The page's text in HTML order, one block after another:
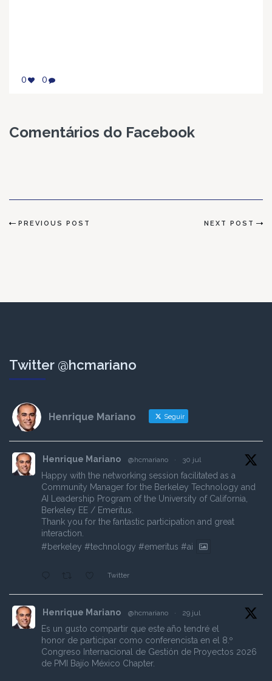
0 0
Comentários do Facebook
PREVIOUS POST NEXT POST
Twitter @hcmariano
Henrique Mariano Seguir
Henrique Mariano @hcmariano · 30 jul
Happy with the networking session facilitated as a
Community Manager for the Berkeley Technology and
AI Leadership Program of the University of California,
Berkeley EE / Emeritus.
Thank you for the fantastic participation and great
interaction.
#berkeley #technology #emeritus #ai
Twitter
Henrique Mariano @hcmariano · 29 jul
Es un gusto compartir que este año tendré el
honor de participar como conferencista en el 8.º
Congreso Internacional de Gestión de Proyectos 2026
de PMI Bajío México Chapter.